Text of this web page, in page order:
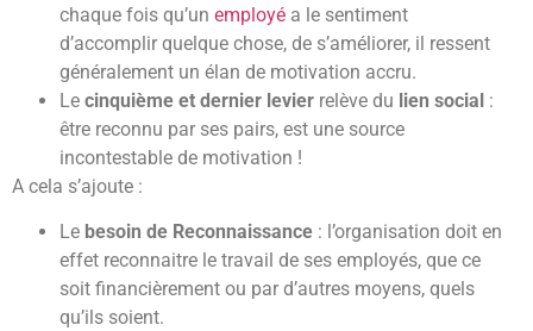
chaque fois qu’un employé a le sentiment
d’accomplir quelque chose, de s’améliorer, il ressent
généralement un élan de motivation accru.
Le cinquième et dernier levier relève du lien social :
être reconnu par ses pairs, est une source
incontestable de motivation !
A cela s’ajoute :
Le besoin de Reconnaissance : l’organisation doit en
effet reconnaitre le travail de ses employés, que ce
soit financièrement ou par d’autres moyens, quels
qu’ils soient.